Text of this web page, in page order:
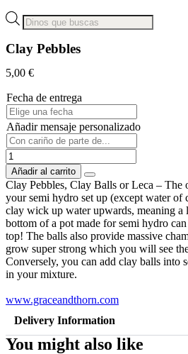
Búsqueda
de
productos
Clay Pebbles
5,00 €
Fecha de entrega
Añadir mensaje personalizado
Clay
Pebbles
cantidad
Añadir al carrito
Clay Pebbles, Clay Balls or Leca – The
your semi hydro set up (except water of
clay wick up water upwards, meaning a
bottom of a pot made for semi hydro
top! The balls also provide massive
grow super strong which you will see
Conversely, you can add clay balls into
in your mixture.
www.graceandthorn.com
Delivery Information
You might also like